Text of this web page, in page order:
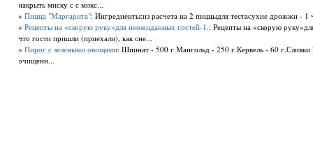
накрыть миску с с микс...
»Пицца "Маргарита": Ингредиенты:из расчета на 2 пиццыдля тестасухие дрожжи - 1
»Рецепты на «скорую руку»для неожиданных гостей-1. : Рецепты на «скорую
что гости пришли (приехали), как сне...
»Пирог с зелеными овощами: Шпинат - 500 г.Мангольд - 250 г.Кервель - 60
очищенн...